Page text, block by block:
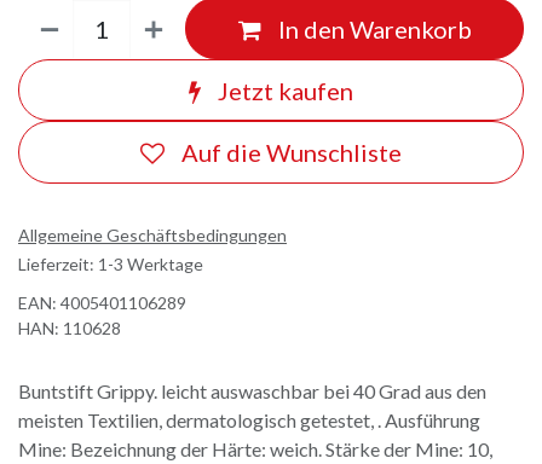
In den Warenkorb
Jetzt kaufen
Auf die Wunschliste
Allgemeine Geschäftsbedingungen
Lieferzeit: 1-3 Werktage
EAN: 4005401106289
HAN: 110628
Buntstift Grippy. leicht auswaschbar bei 40 Grad aus den
meisten Textilien, dermatologisch getestet, . Ausführung
Mine: Bezeichnung der Härte: weich. Stärke der Mine: 10,